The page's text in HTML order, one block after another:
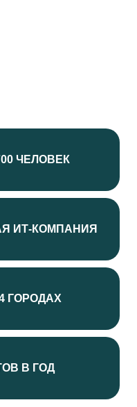
ЧЕЛОВЕК
ИТ-КОМПАНИЯ
ГОРОДАХ
В ГОД